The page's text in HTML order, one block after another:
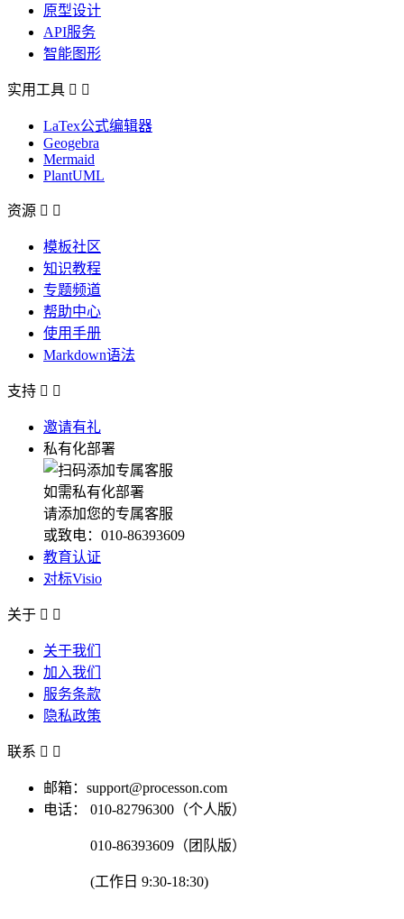
原型设计
API服务
智能图形
实用工具  
LaTex公式编辑器
Geogebra
Mermaid
PlantUML
资源  
模板社区
知识教程
专题频道
帮助中心
使用手册
Markdown语法
支持  
邀请有礼
私有化部署
如需私有化部署
请添加您的专属客服
或致电：010-86393609
教育认证
对标Visio
关于  
关于我们
加入我们
服务条款
隐私政策
联系  
邮箱：support@processon.com
电话：
010-82796300（个人版）
010-86393609（团队版）
(工作日 9:30-18:30)